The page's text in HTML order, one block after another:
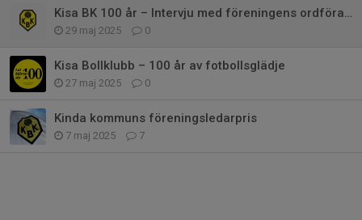
Kisa BK 100 år – Intervju med föreningens ordförande Markus Ineståhl
29 maj 2025 0
Kisa Bollklubb – 100 år av fotbollsglädje
27 maj 2025 0
Kinda kommuns föreningsledarpris
7 maj 2025 7